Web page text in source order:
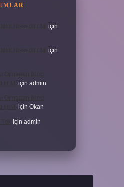
Hissedilir Mi
için
Hissedilir Mi için
Olmadan Ikinci
Mi için admin
Olmadan Ikinci
Mi için Okan
için admin